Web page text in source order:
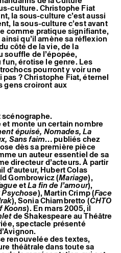
culture. Christophe Fiat
la sous-culture c’est aussi
la sous-culture c’est avant
comme pratique signifiante,
qu’il amène sa réflexion
côté de la vie, de la
souffle de l’épopée,
érotise le genre. Les
pourront y voir une
? Christophe Fiat, éternel
gens croiront aux
et monte un certain nombre
épuisé, Nomades, La
Sans faim… publiés chez
dès sa première pièce
un auteur essentiel de sa
directeur d’acteurs. À partir
d’auteur, Hubert Colas
Gombrowicz (Mariage),
etLa fin de l’amour),
Psychose), Martin Crimp (Face
), Sonia Chiambretto (CHTO
Koons). En mars 2005, il
de Shakespeare au Théâtre
spectacle présenté
renouvelée des textes,
théâtrale dans toute sa